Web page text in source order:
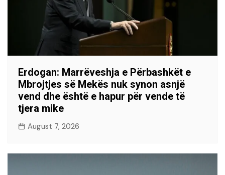
Erdogan: Marrëveshja e Përbashkët e
Mbrojtjes së Mekës nuk synon asnjë
vend dhe është e hapur për vende të
tjera mike
August 7, 2026